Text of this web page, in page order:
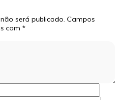
será publicado. Campos
com *